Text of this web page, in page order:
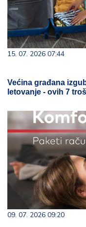
15. 07. 2026 07:44
Većina građana
letovanje - ovih 7
09. 07. 2026 09:20